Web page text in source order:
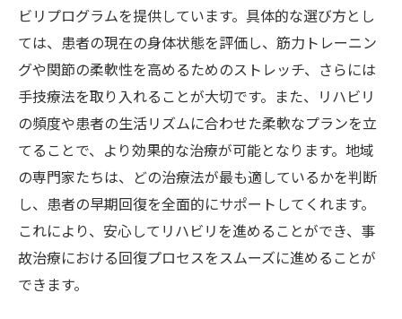
ビリプログラムを提供しています。具体的な選び方とし
ては、患者の現在の身体状態を評価し、筋力トレーニン
グや関節の柔軟性を高めるためのストレッチ、さらには
手技療法を取り入れることが大切です。また、リハビリ
の頻度や患者の生活リズムに合わせた柔軟なプランを立
てることで、より効果的な治療が可能となります。地域
の専門家たちは、どの治療法が最も適しているかを判断
し、患者の早期回復を全面的にサポートしてくれます。
これにより、安心してリハビリを進めることができ、事
故治療における回復プロセスをスムーズに進めることが
できます。